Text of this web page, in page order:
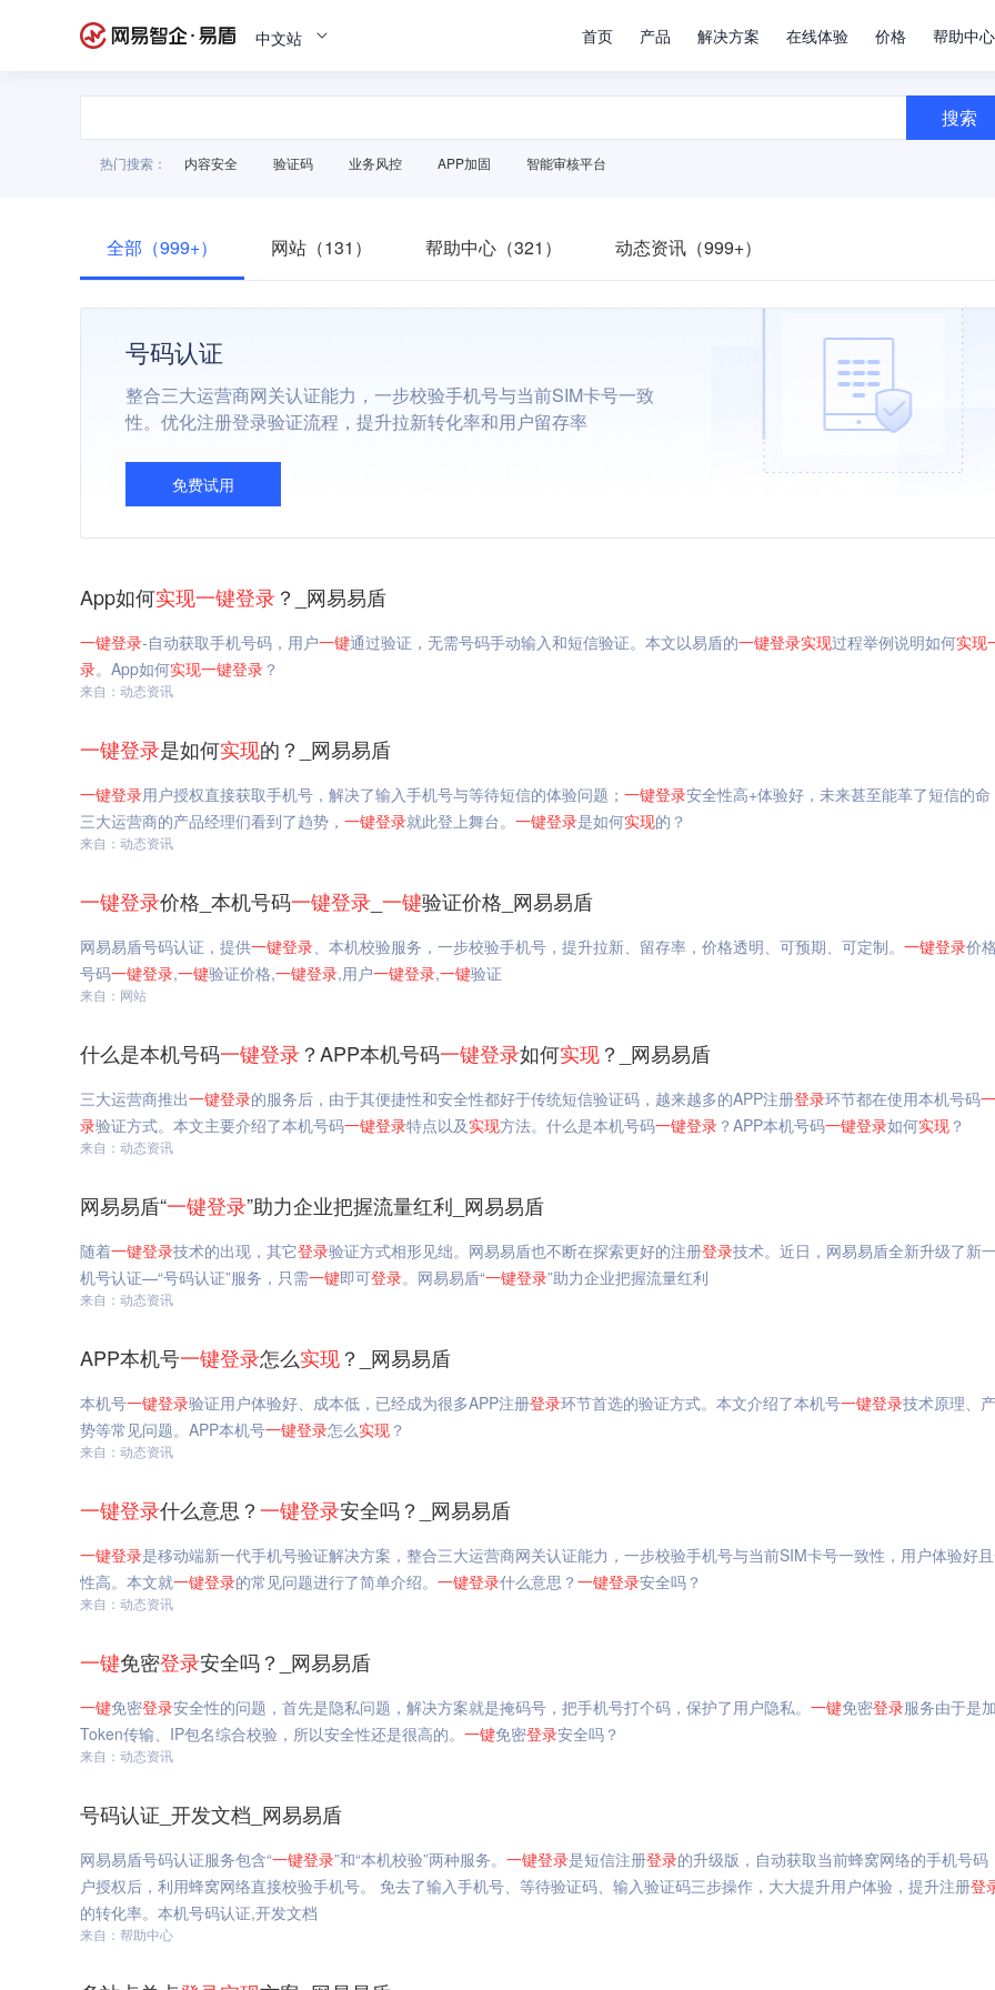
中文站 首页 产品 解决方案 在线体验 价格 帮助中心
搜索
热门搜索： 内容安全 验证码 业务风控 APP加固 智能审核平台
全部（999+） 网站（131） 帮助中心（321） 动态资讯（999+）
号码认证
整合三大运营商网关认证能力，一步校验手机号与当前SIM卡号一致
性。优化注册登录验证流程，提升拉新转化率和用户留存率
免费试用
App如何实现一键登录？_网易易盾
一键登录-自动获取手机号码，用户一键通过验证，无需号码手动输入和短信验证。本文以易盾的一键登录实现过程举例说明如何实现
录。App如何实现一键登录 ？
来自：动态资讯
一键登录是如何实现的？_网易易盾
一键登录用户授权直接获取手机号，解决了输入手机号与等待短信的体验问题； 一键登录安全性高+体验好，未来甚至能革了短信的命
三大运营商的产品经理们看到了趋势， 一键登录就此登上舞台。 一键登录是如何实现的？
来自：动态资讯
一键登录价格_本机号码一键登录 一键验证价格_网易易盾
网易易盾号码认证，提供一键登录、本机校验服务，一步校验手机号，提升拉新、留存率，价格透明、可预期、可定制。 一键登录价
号码一键登录,一键验证价格,一键登录,用户一键登录,一键验证
来自：网站
什么是本机号码一键登录？APP本机号码一键登录如何实现？_网易易盾
三大运营商推出一键登录的服务后，由于其便捷性和安全性都好于传统短信验证码，越来越多的APP注册登录环节都在使用本机号码
录验证方式。本文主要介绍了本机号码一键登录特点以及实现方法。什么是本机号码一键登录 ？APP本机号码一键登录如何实现 ？
来自：动态资讯
网易易盾“一键登录”助力企业把握流量红利_网易易盾
随着一键登录技术的出现，其它登录验证方式相形见绌。网易易盾也不断在探索更好的注册登录技术。近日，网易易盾全新升级了新
机号认证—“号码认证”服务，只需一键即可登录。网易易盾“一键登录”助力企业把握流量红利
来自：动态资讯
APP本机号一键登录怎么实现？_网易易盾
本机号一键登录验证用户体验好、成本低，已经成为很多APP注册登录环节首选的验证方式。本文介绍了本机号一键登录技术原理、
势等常见问题。APP本机号一键登录怎么实现 ？
来自：动态资讯
一键登录什么意思？一键登录安全吗？_网易易盾
一键登录是移动端新一代手机号验证解决方案，整合三大运营商网关认证能力，一步校验手机号与当前SIM卡号一致性，用户体验好
性高。本文就一键登录的常见问题进行了简单介绍。 一键登录什么意思？ 一键登录安全吗？
来自：动态资讯
一键免密登录安全吗？_网易易盾
一键免密登录安全性的问题，首先是隐私问题，解决方案就是掩码号，把手机号打个码，保护了用户隐私。 一键免密登录服务由于是
Token传输、IP包名综合校验，所以安全性还是很高的。 一键免密登录安全吗？
来自：动态资讯
号码认证_开发文档_网易易盾
网易易盾号码认证服务包含“一键登录”和“本机校验”两种服务。 一键登录是短信注册登录的升级版，自动获取当前蜂窝网络的手机号码
户授权后，利用蜂窝网络直接校验手机号。 免去了输入手机号、等待验证码、输入验证码三步操作，大大提升用户体验，提升注册登
的转化率。本机号码认证,开发文档
来自：帮助中心